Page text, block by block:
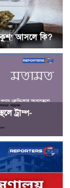
আসলে কি?
ট্রাম্প-